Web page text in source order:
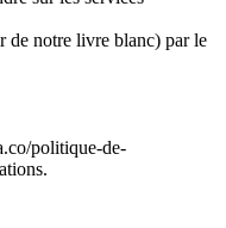
avec l’IA (NotebookLM,
outils.
faire de votre
pour votre
politique-de-